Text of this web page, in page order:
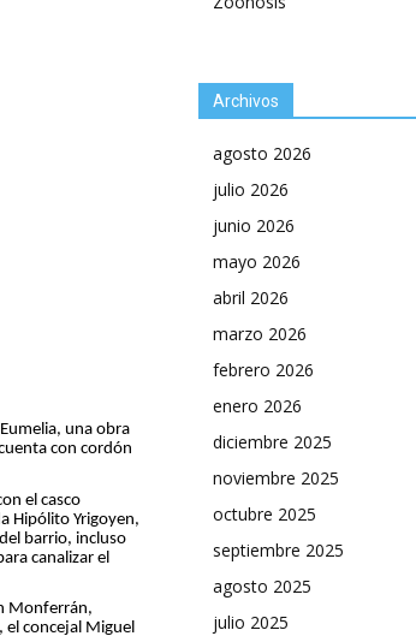
una obra
con cordón
el casco
Hipólito Yrigoyen,
barrio, incluso
canalizar el
Monferrán,
el concejal Miguel
Archivos
agosto 2026
julio 2026
junio 2026
mayo 2026
abril 2026
marzo 2026
febrero 2026
enero 2026
diciembre 2025
noviembre 2025
octubre 2025
septiembre 2025
agosto 2025
julio 2025